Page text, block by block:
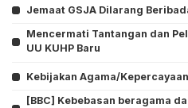
Jemaat GSJA Dilarang
Mencermati Tantangan dan
UU KUHP Baru
Kebijakan Agama/
[BBC] Kebebasan beragama